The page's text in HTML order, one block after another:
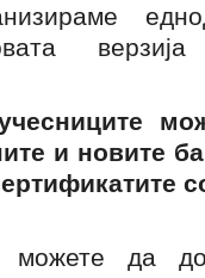
и новите
можете да